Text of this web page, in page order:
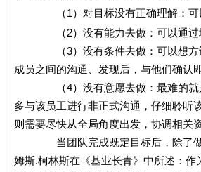
（1）对目标没有正确理解：可以
（2）没有能力去做：可以通过培
（3）没有条件去做：可以想方设法
成员之间的沟通、发现后，与他们确认即
（4）没有意愿去做：最难的就是没
多与该员工进行非正式沟通，仔细聆听
则需要尽快从全局角度出发，协调相关
当团队完成既定目标后，除了做经
姆斯.柯林斯在《基业长青》中所述：作